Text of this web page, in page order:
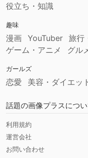
役立ち・知識
趣味
漫画 YouTuber 旅行
ゲーム・アニメ
グル
ガールズ
恋愛 美容・ダイエッ
話題の画像プラスにつ
利用規約
運営会社
お問い合わせ